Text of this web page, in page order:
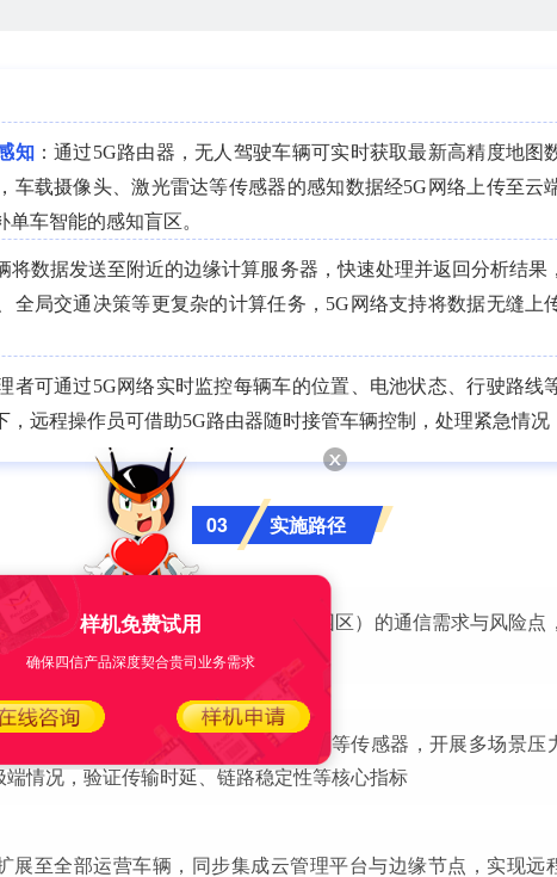
知：通过5G路由器，无人驾驶车辆可实时获取最新高精度地图
车载摄像头、激光雷达等传感器的感知数据经5G网络上传至云
车智能的感知盲区。
将数据发送至附近的边缘计算服务器，快速处理并返回分析结
全局交通决策等更复杂的计算任务，5G网络支持将数据无缝上
者可通过5G网络实时监控每辆车的位置、电池状态、行驶路线
，远程操作员可借助5G路由器随时接管车辆控制，处理紧急情况
03 实施路径
析不同场景下（城市道路、高速、园区）的通信需求与风险点
级5G路由器，连接摄像头、激光雷达等传感器，开展多场景压
情况，验证传输时延、链路稳定性等核心指标
展至全部运营车辆，同步集成云管理平台与边缘节点，实现远
样机免费试用
确保四信产品深度契合贵司业务需求